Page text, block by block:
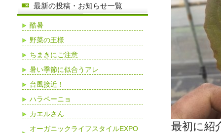
最初に紹
最新の投稿・お知らせ一覧
酷暑
野菜の王様
ちまきにご注意
暑い季節に似合うアレ
台風接近！
ハラペーニョ
カエルさん
オーガニックライフスタイルEXPO